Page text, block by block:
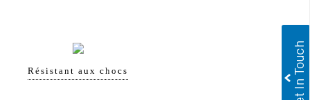
Résistant aux chocs